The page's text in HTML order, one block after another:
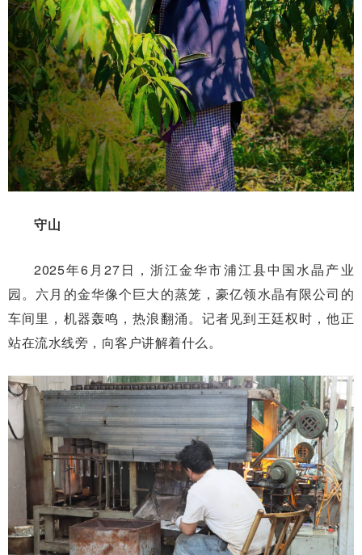
守山
2025年6月27日，浙江金华市浦江县中国水晶产业
园。六月的金华像个巨大的蒸笼，豪亿领水晶有限公司的
车间里，机器轰鸣，热浪翻涌。记者见到王廷权时，他正
站在流水线旁，向客户讲解着什么。